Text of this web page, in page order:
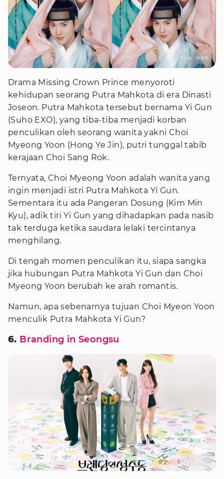
Foto : MBN
Drama Missing Crown Prince menyoroti
kehidupan seorang Putra Mahkota di era Dinasti
Joseon. Putra Mahkota tersebut bernama Yi Gun
(Suho EXO), yang tiba-tiba menjadi korban
penculikan oleh seorang wanita yakni Choi
Myeong Yoon (Hong Ye Jin), putri tunggal tabib
kerajaan Choi Sang Rok.
Ternyata, Choi Myeong Yoon adalah wanita yang
ingin menjadi istri Putra Mahkota Yi Gun.
Sementara itu ada Pangeran Dosung (Kim Min
Kyu), adik tiri Yi Gun yang dihadapkan pada nasib
tak terduga ketika saudara lelaki tercintanya
menghilang.
Di tengah momen penculikan itu, siapa sangka
jika hubungan Putra Mahkota Yi Gun dan Choi
Myeong Yoon berubah ke arah romantis.
Namun, apa sebenarnya tujuan Choi Myeon Yoon
menculik Putra Mahkota Yi Gun?
6. Branding in Seongsu
Foto : VIU